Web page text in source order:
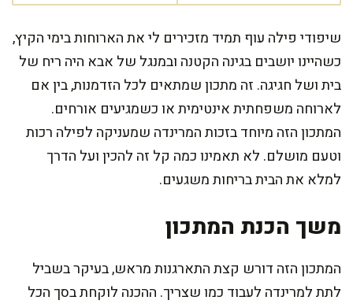
שיפודי פילה עוף תמיד מזכירים לי את הארוחות בימי הקיץ,
כשהיינו יושבים בגינה הקטנה ובמנגל של אבא היה ריח של
בית ושל חגיגה. זה מתכון שמתאים לכל הזדמנות, בין אם
לארוחה משפחתית אינטימית או כשמגיעים אורחים.
המתכון הזה מיוחד בזכות המרינדה שמעניקה לפילה רכות
וטעם מושלם. לא תאמינו כמה קל זה להכין ועל הדרך
למלא את הבית בריחות משגעים.
משך הכנת המתכון
המתכון הזה דורש קצת התארגנות מראש, בעיקר בשביל
לתת למרינדה לעבוד כמו שצריך. ההכנה לוקחת בסך הכל